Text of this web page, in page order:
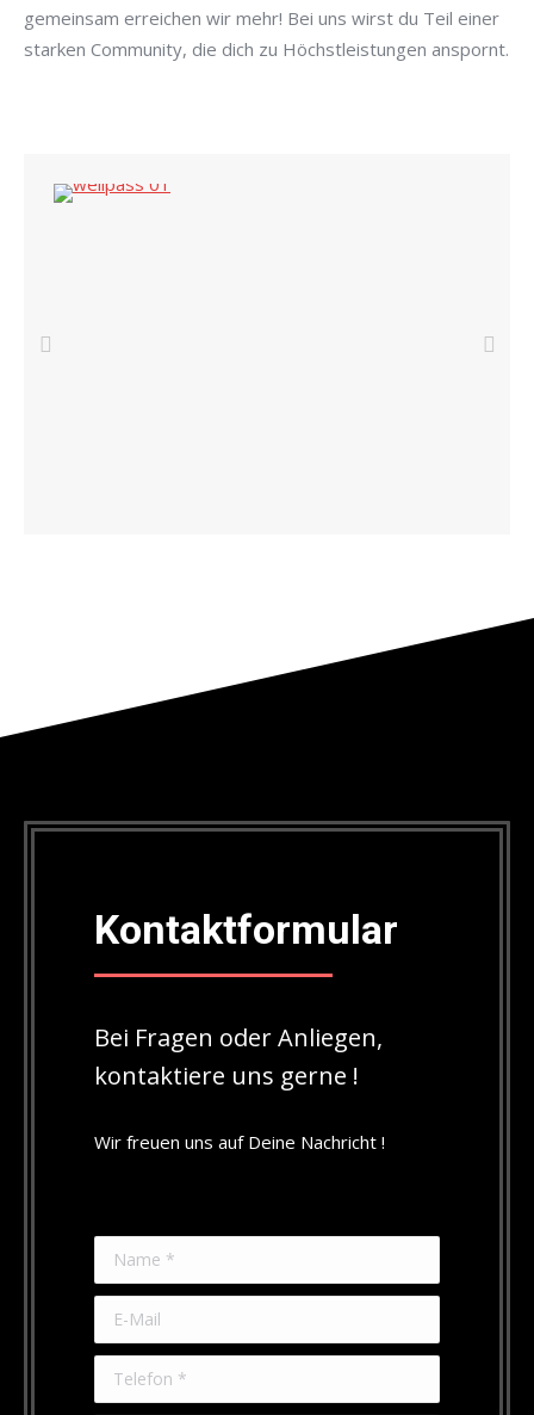
gemeinsam erreichen wir mehr! Bei uns wirst du Teil einer
starken Community, die dich zu Höchstleistungen anspornt.
Kontaktformular
Bei Fragen oder Anliegen,
kontaktiere uns gerne !
Wir freuen uns auf Deine Nachricht !
Name *
E-Mail
Telefon *